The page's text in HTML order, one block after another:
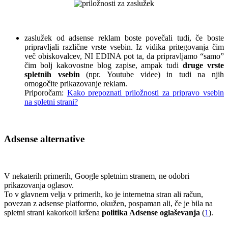
zaslužek od adsense reklam boste povečali tudi, če boste
pripravljali različne vrste vsebin. Iz vidika pritegovanja čim
več obiskovalcev, NI EDINA pot ta, da pripravljamo “samo”
čim bolj kakovostne blog zapise, ampak tudidruge vrste
spletnih vsebin(npr. Youtube videe) in tudi na njih
omogočite prikazovanje reklam.
Priporočam: Kako prepoznati priložnosti za pripravo vsebin
na spletni strani?
Adsense alternative
V nekaterih primerih, Google spletnim stranem, ne odobri
prikazovanja oglasov.
To v glavnem velja v primerih, ko je internetna stran ali račun,
povezan z adsense platformo, okužen, pospaman ali, če je bila na
spletni strani kakorkoli kršena politika Adsense oglaševanja (1).